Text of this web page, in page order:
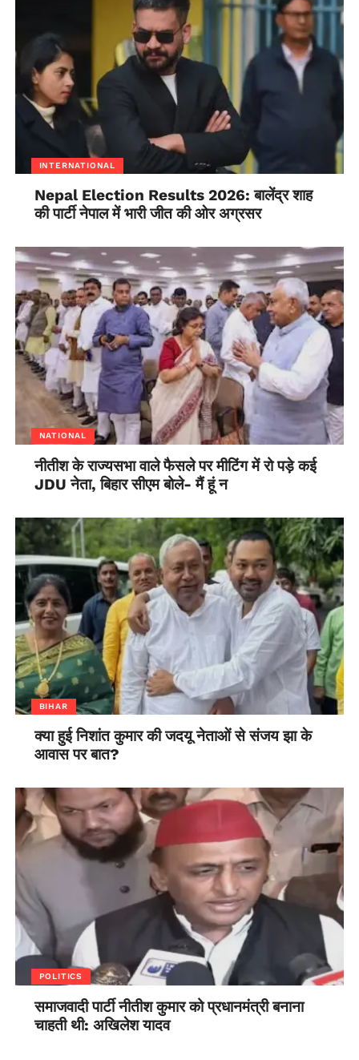
INTERNATIONAL
Nepal Election Results 2026: बालेंद्र शाह
की पार्टी नेपाल में भारी जीत की ओर अग्रसर
NATIONAL
नीतीश के राज्यसभा वाले फैसले पर मीटिंग में रो पड़े कई
JDU नेता, बिहार सीएम बोले- मैं हूं न
BIHAR
क्या हुई निशांत कुमार की जदयू नेताओं से संजय झा के
आवास पर बात?
POLITICS
समाजवादी पार्टी नीतीश कुमार को प्रधानमंत्री बनाना
चाहती थी: अखिलेश यादव